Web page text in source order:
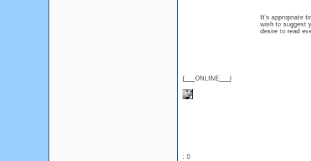
{___ONLINE___}
It’s appropriate
wish to suggest
desire to read
: 0